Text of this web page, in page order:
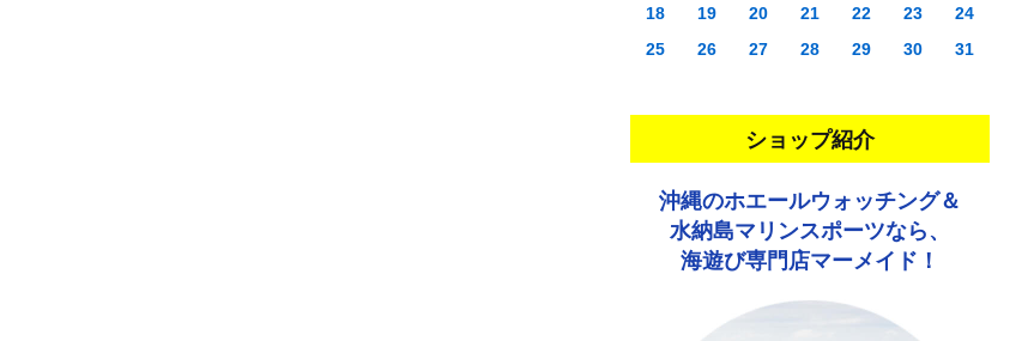
18
19 20 21 22 23
24
25
26 27 28 29 30 31
ショップ紹介
沖縄のホエールウォッチング＆
水納島マリンスポーツなら、
海遊び専門店マーメイド！